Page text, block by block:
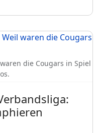
die Cougars in Spiel